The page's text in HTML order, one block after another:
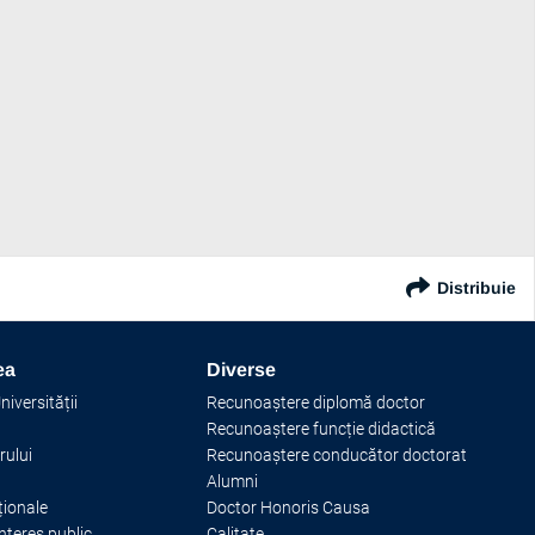
Distribuie
Diverse
Recunoaștere diplomă doctor
Recunoaștere funcție didactică
Recunoaștere conducător doctorat
Alumni
Doctor Honoris Causa